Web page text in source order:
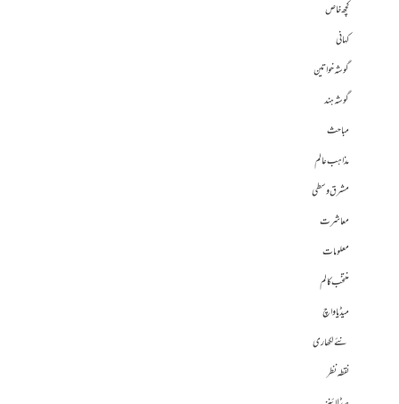
کچھ خاص
کہانی
گوشہ خواتین
گوشہ ہند
مباحث
مذاہب عالم
مشرق وسطی
معاشرت
معلومات
منتخب کالم
میڈیا واچ
نئے لکھاری
نقطہ نظر